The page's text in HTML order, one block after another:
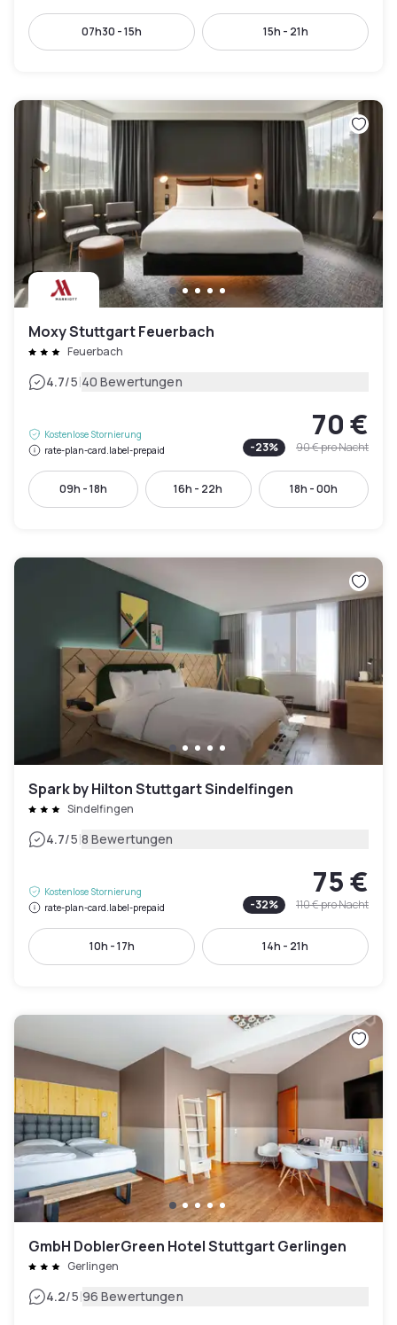
07h30 - 15h 15h - 21h
Moxy Stuttgart Feuerbach
Feuerbach
4.7/5|40 Bewertungen
Kostenlose Stornierung
rate-plan-card.label-prepaid
70 €
-23% 90 €pro Nacht
09h - 18h 16h - 22h 18h - 00h
Spark by Hilton Stuttgart Sindelfingen
Sindelfingen
4.7/5|8 Bewertungen
Kostenlose Stornierung
rate-plan-card.label-prepaid
75 €
-32% 110 €pro Nacht
10h - 17h 14h - 21h
GmbH DoblerGreen Hotel Stuttgart Gerlingen
Gerlingen
4.2/5|96 Bewertungen